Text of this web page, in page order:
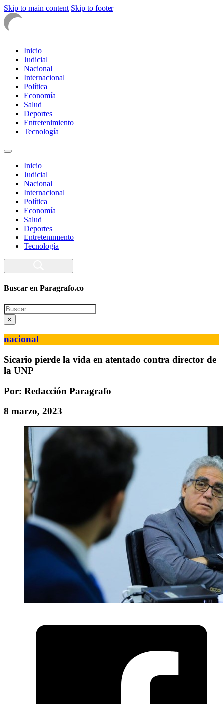
Skip to main content Skip to footer
Inicio
Judicial
Nacional
Internacional
Política
Economía
Salud
Deportes
Entretenimiento
Tecnología
Inicio
Judicial
Nacional
Internacional
Política
Economía
Salud
Deportes
Entretenimiento
Tecnología
Buscar en Paragrafo.co
Search
×
nacional
Sicario pierde la vida en atentado contra director de
la UNP
Por: Redacción Paragrafo
8 marzo, 2023